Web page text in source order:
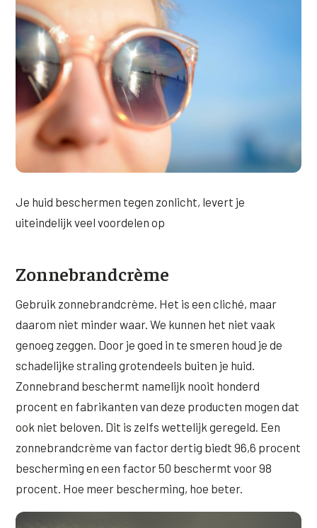
XL Hair
Alle behandelingen →
Je huid beschermen tegen zonlicht, levert je
uiteindelijk veel voordelen op
Zonnebrandcrème
Gebruik zonnebrandcrème. Het is een cliché, maar
daarom niet minder waar. We kunnen het niet vaak
genoeg zeggen. Door je goed in te smeren houd je de
schadelijke straling grotendeels buiten je huid.
Zonnebrand beschermt namelijk nooit honderd
procent en fabrikanten van deze producten mogen dat
ook niet beloven. Dit is zelfs wettelijk geregeld. Een
zonnebrandcrème van factor dertig biedt 96,6 procent
bescherming en een factor 50 beschermt voor 98
procent. Hoe meer bescherming, hoe beter.